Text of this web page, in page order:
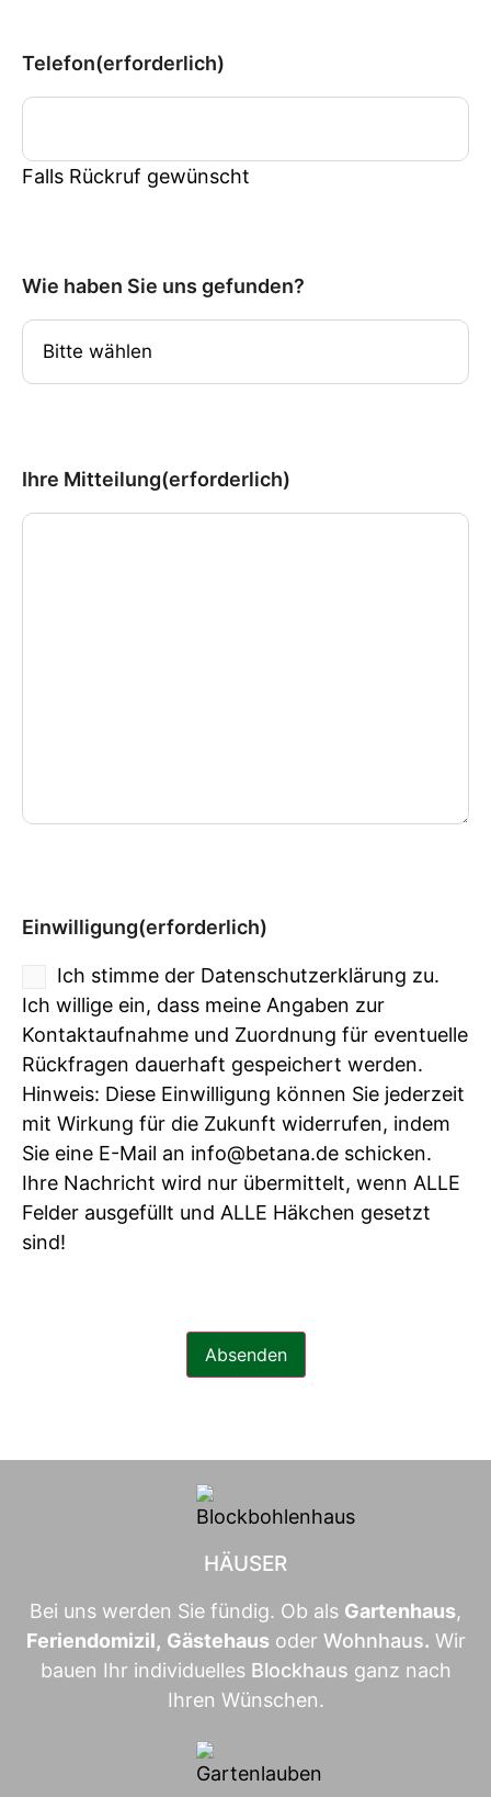
Telefon(erforderlich)
Falls Rückruf gewünscht
Wie haben Sie uns gefunden?
Ihre Mitteilung(erforderlich)
Einwilligung(erforderlich)
Ich stimme der Datenschutzerklärung zu.
Ich willige ein, dass meine Angaben zur
Kontaktaufnahme und Zuordnung für eventuelle
Rückfragen dauerhaft gespeichert werden.
Hinweis: Diese Einwilligung können Sie jederzeit
mit Wirkung für die Zukunft widerrufen, indem
Sie eine E-Mail an info@betana.de schicken.
Ihre Nachricht wird nur übermittelt, wenn ALLE
Felder ausgefüllt und ALLE Häkchen gesetzt
sind!
Absenden
HÄUSER
Bei uns werden Sie fündig. Ob als Gartenhaus,
Feriendomizil, Gästehausoder Wohnhaus. Wir
bauen Ihr individuelles Blockhaus ganz nach
Ihren Wünschen.